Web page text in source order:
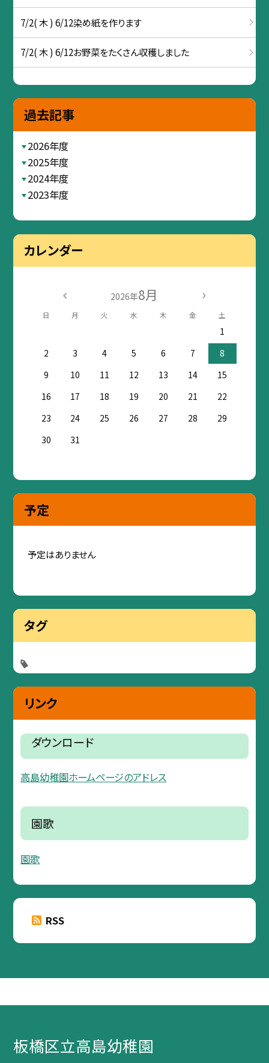
7/2( 木 ) 6/12染め紙を作ります
7/2( 木 ) 6/12お野菜をたくさん収穫しました
過去記事
2026年度
2025年度
2024年度
2023年度
カレンダー
2026年8月
日 月 火 水 木 金 土
1
2
3 4 5 6 7
8
9
10 11 12 13 14
15
16
17 18 19 20 21
22
23
24 25 26 27 28
29
30
31
予定
予定はありません
タグ
リンク
ダウンロード
高島幼稚園ホームページのアドレス
園歌
園歌
RSS
板橋区立高島幼稚園